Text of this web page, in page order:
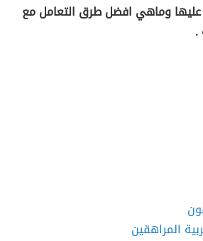
عليها وماهي افضل طرق التعامل مع
.
المراهقين